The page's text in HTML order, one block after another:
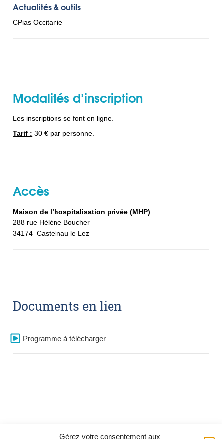
Gérez votre consentement aux
Actualités & outils
CPias Occitanie
Modalités d’inscription
Les inscriptions se font en ligne.
Tarif : 30 € par personne.
Accès
Maison de l’hospitalisation privée (MHP)
288 rue Hélène Boucher
34174 Castelnau le Lez
Documents en lien
Programme à télécharger